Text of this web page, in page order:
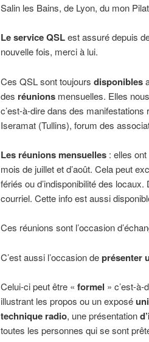
Salin les Bains, de Lyon, du mon
Le service QSLest assuré depuis
nouvelle fois, merci à lui.
Ces QSL sont toujours disponibles
des réunions mensuelles. Elles
c’est-à-dire dans des
Iseramat (Tullins), forum des
Les réunions mensuelles : elles
mois de juillet et d’août. Cela peut
fériés ou d’indisponibilité des
courriel. Cette info est aussi
Ces réunions sont l’occasion
C’est aussi l’occasion deprésenter
Celui-ci peut être « formel » c’est-
illustrant les propos ou un exposé
technique radio, une présentation
toutes les personnes qui se sont